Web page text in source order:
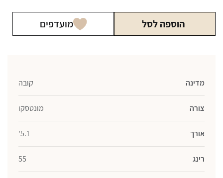
הוספה לסל מועדפים
מדינה קובה
צורה מונטסקו
אורך 5.1'
רינג 55